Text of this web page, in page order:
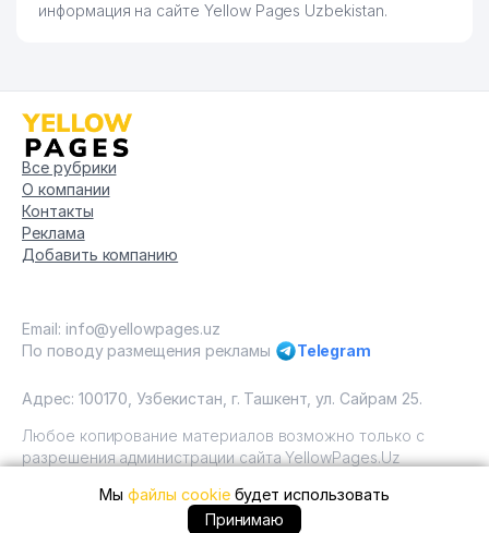
информация на сайте Yellow Pages Uzbekistan.
+99894 ... позвонить
Все рубрики
О компании
Контакты
Реклама
Добавить компанию
Email: info@yellowpages.uz
По поводу размещения рекламы
Telegram
Адрес: 100170, Узбекистан, г. Ташкент, ул. Сайрам 25.
Любое копирование материалов возможно только с
разрешения администрации сайта YellowPages.Uz
Copyright © Yellow Pages Uzbekistan, 2009 - 2026 / ООО
"Yellow Pages". Все права защищены All rights reserved.
Мыфайлы cookieбудет использовать
Принимаю